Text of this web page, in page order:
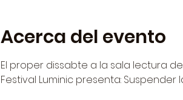
Acerca del evento
El proper dissabte a la sala lectura de
Festival Luminic presenta: Suspender